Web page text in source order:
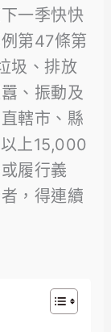
一季快快
第47條第
圾、排放
、振動及
轄市、縣
上15,000
履行義
，得連續